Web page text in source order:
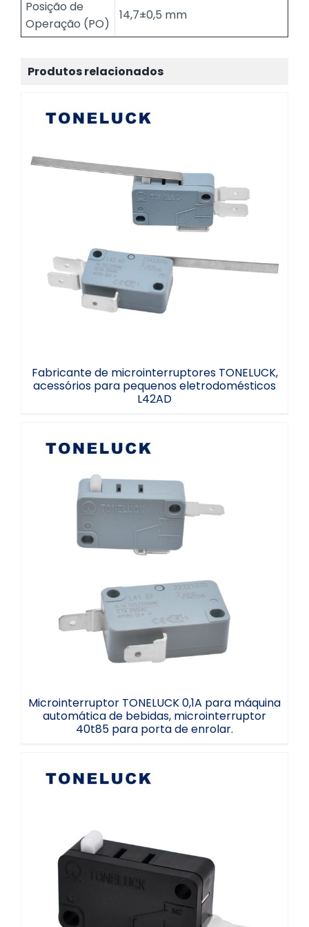
Posição de
Operação (PO)
14,7±0,5 mm
Produtos relacionados
Fabricante de microinterruptores
eletrodomésticos L42AD
Fabricante de microinterruptores TONELUCK,
acessórios para pequenos eletrodomésticos
L42AD
Microinterruptor TONELUCK 0,1A para
microinterruptor 40t85 para porta de
enrolar.
Microinterruptor TONELUCK 0,1A para máquina
automática de bebidas, microinterruptor
40t85 para porta de enrolar.
Microinterruptor para caldeira
TONELUCK Tongda L50CG